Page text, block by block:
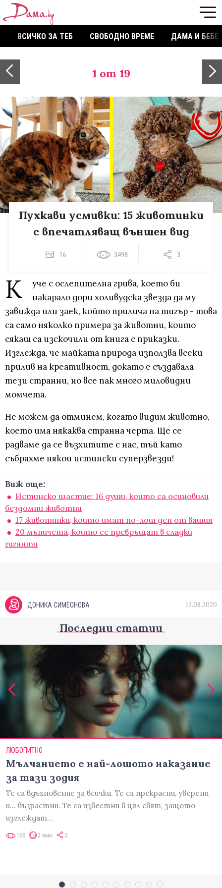
ВСИЧКО ЗА ТЕБ СВОБОДНО ВРЕМЕ ДАМА И БЕБЕ
1 от 19
Пухкави усмивки: 15 животинки
с впечатляващ външен вид
16 3498 3
К
уче с ослепителна грива, което би
накарало дори холивудска звезда да му
завижда или заек, който прилича на тигър - това
са само няколко примера за животни, които
сякаш са изскочили от книга с приказки.
Изглежда, че майката природа използва всеки
прилив на креативност, докато е създавала
тези странни, но все пак много миловидни
момчета.
Не можем да отминем, когато видим животно,
което има някаква странна черта. Ще се
радваме да се възхитите с нас, тъй като
събрахме някои истински суперзвезди!
Виж още:
Истинско щастие: 16 души, които са осиновили
бездомни животни
17 животинки, които имат по-лош ден от вашия
20 мъничета, които се превръщат в сладки
гиганти
ДОНИКА СИМЕОНОВА 13.08.2020
Последни статии
ЛЮБОПИТНО
Мълчанието е най-лошото наказание
за тази зодия
Те са вдъхновение за всички. Те са прекрасни, уверени
и... възрастни. Те са известни в цял свят, защото
изглеждат…
166 3 мин 0